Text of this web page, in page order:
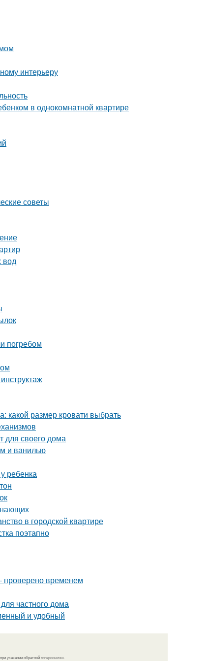
интерьеру
в однокомнатной квартире
советы
вод
погребом
какой размер кровати выбрать
для своего дома
и ванилью
ребенка
в городской квартире
поэтапно
проверено временем
частного дома
и удобный
указании обратной гиперссылки.